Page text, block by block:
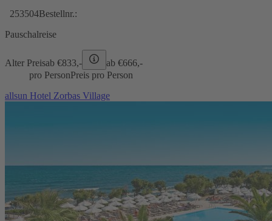
253504Bestellnr.:
Pauschalreise
Alter Preisab €833,- ab €666,-
pro PersonPreis pro Person
allsun Hotel Zorbas Village